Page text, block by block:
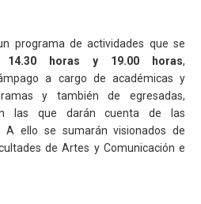
programa de actividades que se
14.30 horas y 19.00 horas,
a cargo de académicas y
y también de egresadas,
las que darán cuenta de las
A ello se sumarán visionados de
de Artes y Comunicación e